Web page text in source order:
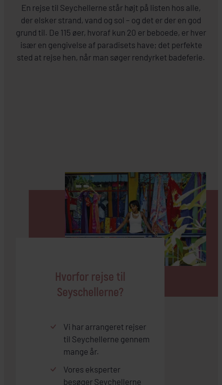
En rejse til Seychellerne står højt på listen hos alle,
der elsker strand, vand og sol – og det er der en god
grund til. De 115 øer, hvoraf kun 20 er beboede, er hver
især en gengivelse af paradisets have; det perfekte
sted at rejse hen, når man søger rendyrket badeferie.
Hvorfor rejse til
Seyschellerne?
Vi har arrangeret rejser
til Seychellerne gennem
mange år.
Vores eksperter
besøger Seychellerne